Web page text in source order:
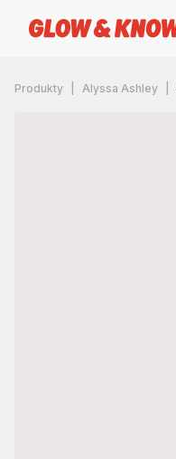
Produkty Alyssa Ashley